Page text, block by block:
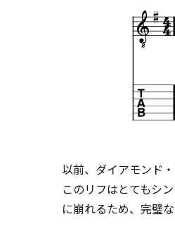
以前、ダイアモンド
このリフはとてもシ
に崩れるため、完璧